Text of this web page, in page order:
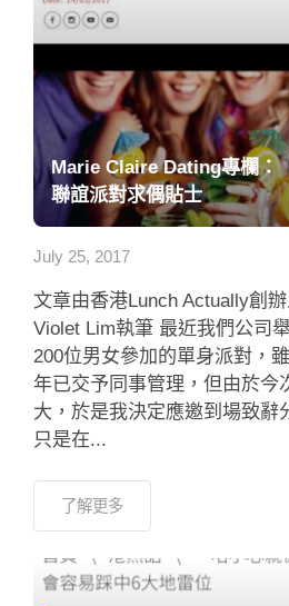
Marie Claire Dating專欄：
聯誼派對求偶貼士
July 25, 2017
文章由香港Lunch Actually創
Violet Lim執筆 最近我們公司
200位男女參加的單身派對，
年已交予同事管理，但由於今
大，於是我決定應邀到場致辭
只是在...
了解更多